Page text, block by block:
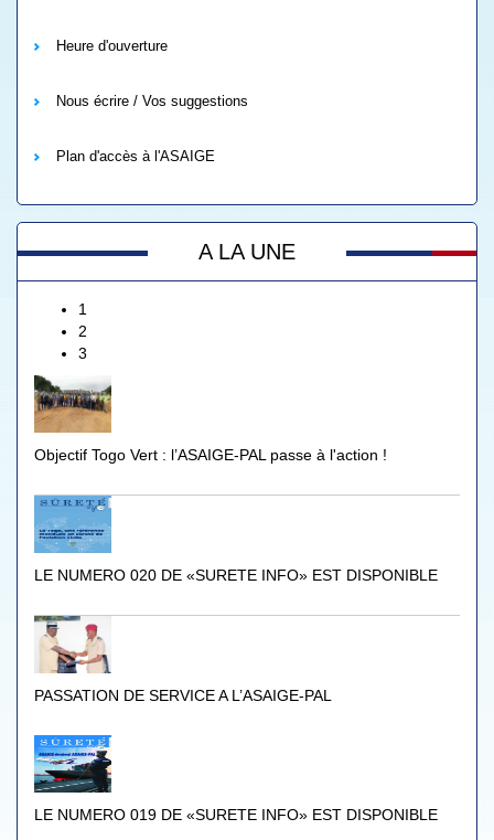
Heure d'ouverture
Nous écrire / Vos suggestions
Plan d'accès à l'ASAIGE
A LA UNE
1
2
3
Objectif Togo Vert : l’ASAIGE-PAL passe à l'action !
LE NUMERO 020 DE «SURETE INFO» EST DISPONIBLE
PASSATION DE SERVICE A L’ASAIGE-PAL
LE NUMERO 019 DE «SURETE INFO» EST DISPONIBLE